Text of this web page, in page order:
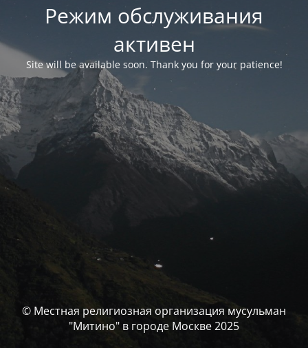
Режим обслуживания
активен
Site will be available soon. Thank you for your patience!
© Местная религиозная организация мусульман
"Митино" в городе Москве 2025